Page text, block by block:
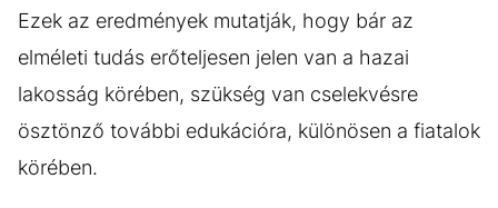
Ezek az eredmények mutatják, hogy bár az
elméleti tudás erőteljesen jelen van a hazai
lakosság körében, szükség van cselekvésre
ösztönző további edukációra, különösen a fiatalok
körében.